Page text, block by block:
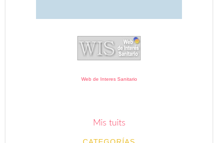
Web de Interes Sanitario
Mis tuits